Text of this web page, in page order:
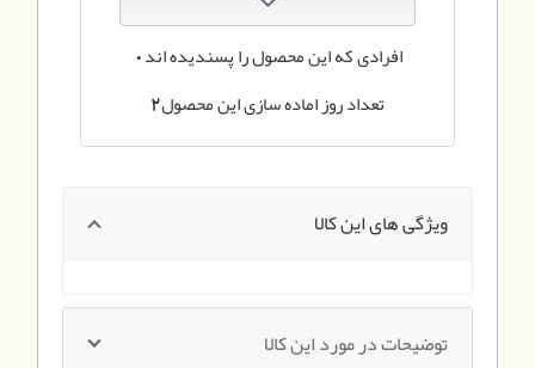
0 افرادی که این محصول را پسندیده اند
تعداد روز اماده سازی این محصول2
ویژگی های این کالا
توضیحات در مورد این کالا